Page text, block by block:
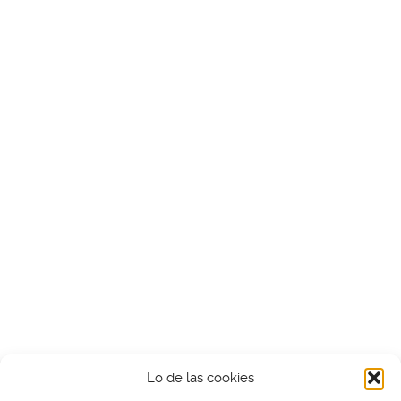
Lo de las cookies